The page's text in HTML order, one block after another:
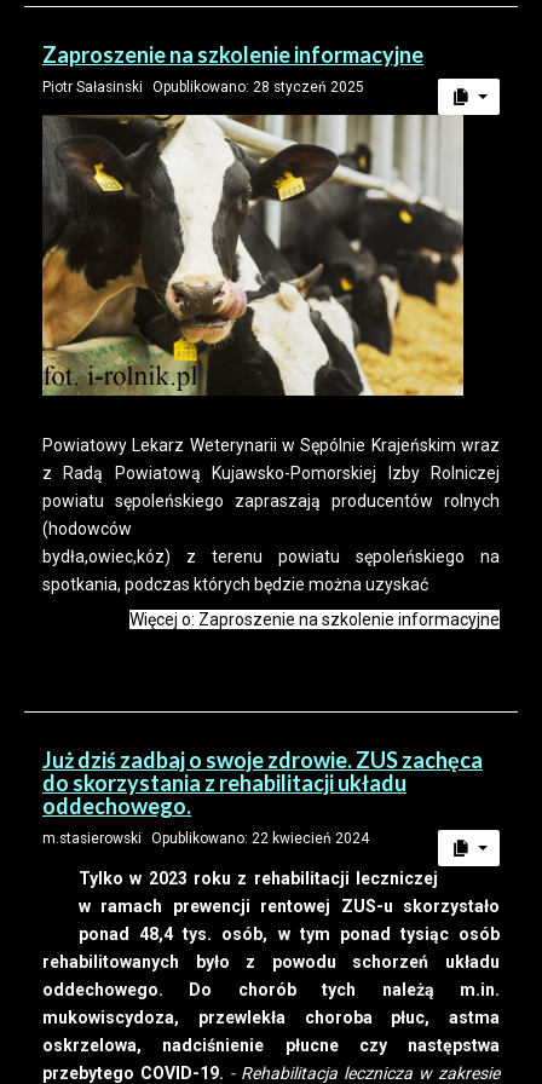
Zaproszenie na szkolenie informacyjne
Piotr Sałasinski Opublikowano: 28 styczeń 2025
Powiatowy Lekarz Weterynarii w Sępólnie Krajeńskim wraz
z Radą Powiatową Kujawsko-Pomorskiej Izby Rolniczej
powiatu sępoleńskiego zapraszają producentów rolnych
(hodowców
bydła,owiec,kóz) z terenu powiatu sępoleńskiego na
spotkania, podczas których będzie można uzyskać
Więcej o: Zaproszenie na szkolenie informacyjne
Już dziś zadbaj o swoje zdrowie. ZUS zachęca
do skorzystania z rehabilitacji układu
oddechowego.
m.stasierowski Opublikowano: 22 kwiecień 2024
Tylko w 2023 roku z rehabilitacji leczniczej
w ramach prewencji rentowej ZUS-u skorzystało
ponad 48,4 tys. osób, w tym ponad tysiąc osób
rehabilitowanych było z powodu schorzeń układu
oddechowego. Do chorób tych należą m.in.
mukowiscydoza, przewlekła choroba płuc, astma
oskrzelowa, nadciśnienie płucne czy następstwa
przebytego COVID-19. - Rehabilitacja lecznicza w zakresie